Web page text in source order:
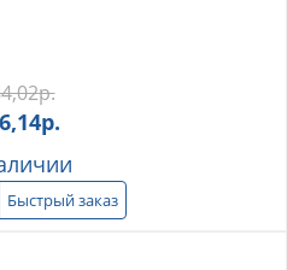
р.
р.
Быстрый заказ